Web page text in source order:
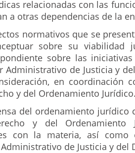
relacionadas con las
a otras dependencias de la
normativos que se
sobre su viabilidad
sobre las
Administrativo de Justicia y
en coordinación
y del Ordenamiento
del ordenamiento jurídico
y del Ordenamiento
con la materia, así como
de Justicia y del